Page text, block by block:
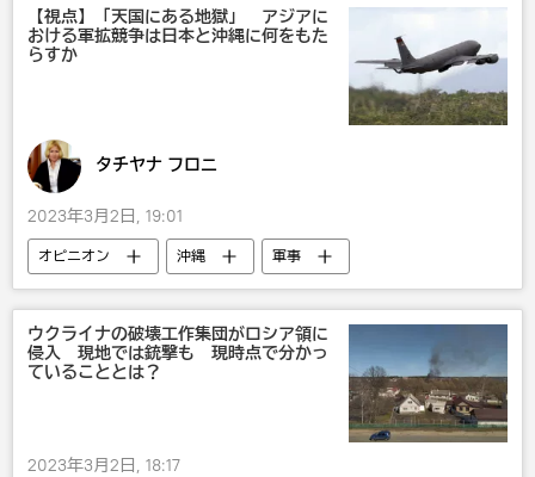
ウクライナ
【視点】「天国にある地獄」 アジアに
おける軍拡競争は日本と沖縄に何をもた
らすか
タチヤナ フロニ
2023年3月2日, 19:01
オピニオン 沖縄 軍事
ウクライナの破壊工作集団がロシア領に
侵入 現地では銃撃も 現時点で分かっ
ていることとは？
2023年3月2日, 18:17